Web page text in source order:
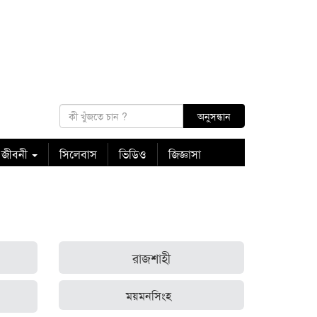
সিলেবাস ভিডিও জিজ্ঞাসা
রাজশাহী
ময়মনসিংহ